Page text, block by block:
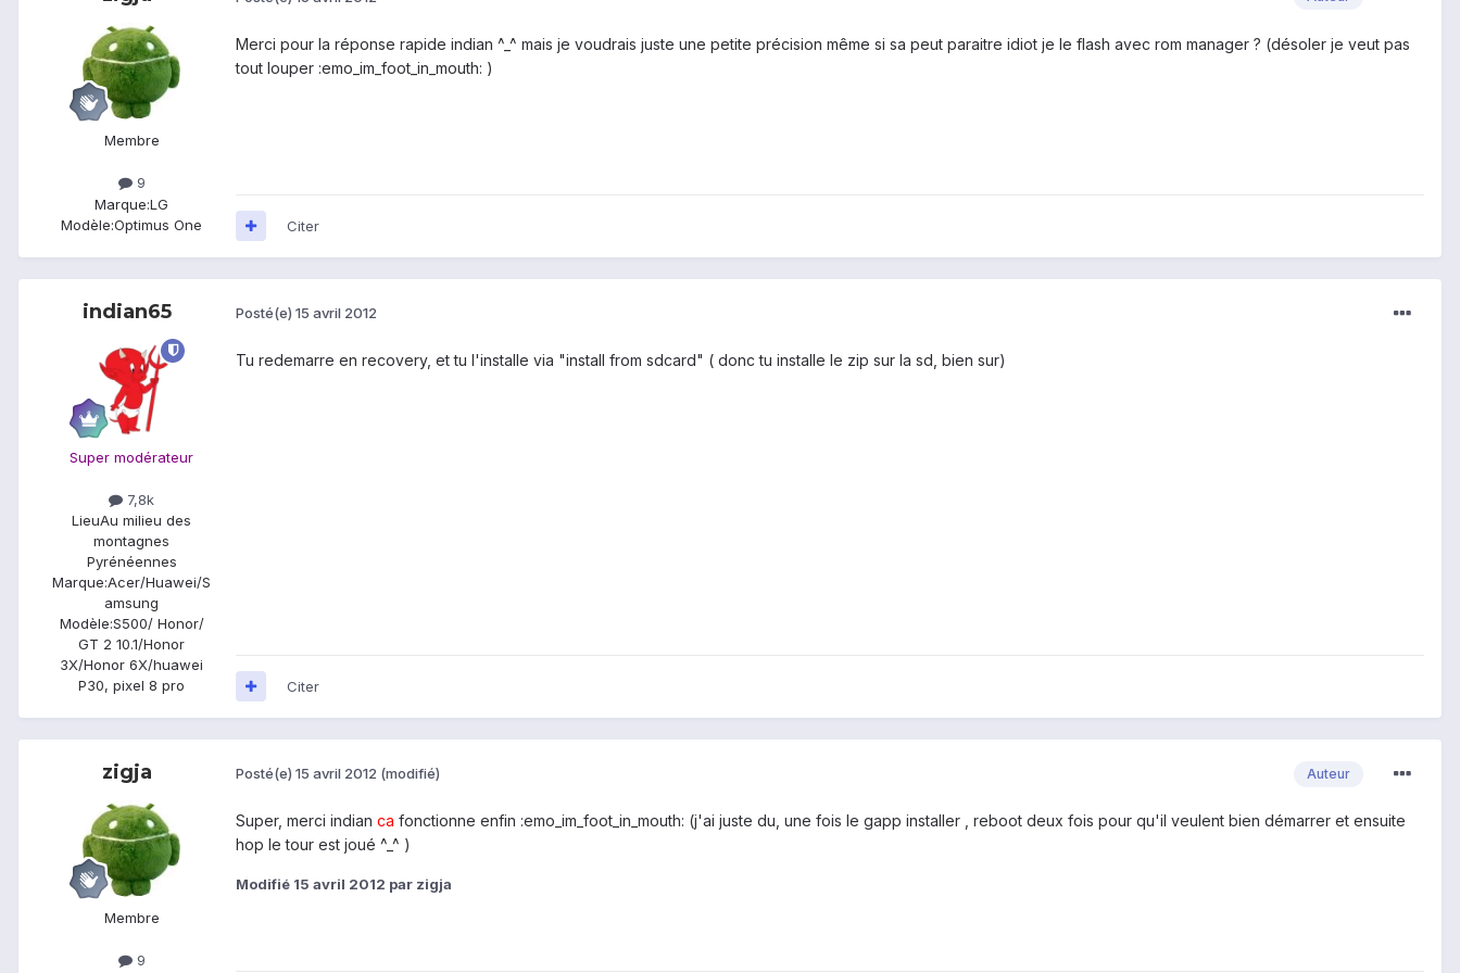
Membre
9
Marque:LG
Modèle:Optimus One
Merci pour la réponse rapide indian ^_^ mais je voudrais juste une petite précision même si sa peut paraitre idiot je le flash avec rom manager ? (désoler je veut pas
tout louper :emo_im_foot_in_mouth: )
Citer
indian65
Super modérateur
7,8k
LieuAu milieu des
montagnes
Pyrénéennes
Marque:Acer/Huawei/S
amsung
Modèle:S500/ Honor/
GT 2 10.1/Honor
3X/Honor 6X/huawei
P30, pixel 8 pro
Posté(e) 15 avril 2012
Tu redemarre en recovery, et tu l'installe via "install from sdcard" ( donc tu installe le zip sur la sd, bien sur)
Citer
zigja
Membre
9
Auteur
Posté(e) 15 avril 2012 (modifié)
Super, merci indian ca fonctionne enfin :emo_im_foot_in_mouth: (j'ai juste du, une fois le gapp installer , reboot deux fois pour qu'il veulent bien démarrer et ensuite
hop le tour est joué ^_^ )
Modifié 15 avril 2012 par zigja